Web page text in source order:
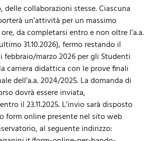
collaborazioni stesse. Ciascuna
un’attività per un massimo
da completarsi entro e non oltre l’a.a.
31.10.2026), fermo restando il
marzo 2026 per gli Studenti
carriera didattica con le prove finali
dell’a.a. 2024/2025. La domanda di
dovrà essere inviata,
il 23.11.2025. L’invio sarà disposto
form online presente nel sito web
al seguente indirizzo: